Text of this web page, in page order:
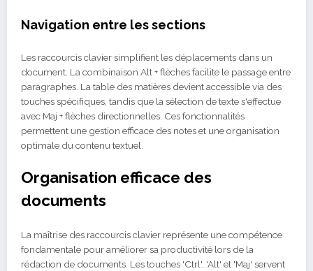
Navigation entre les sections
Les raccourcis clavier simplifient les déplacements dans un
document. La combinaison Alt + flèches facilite le passage entre
paragraphes. La table des matières devient accessible via des
touches spécifiques, tandis que la sélection de texte s'effectue
avec Maj + flèches directionnelles. Ces fonctionnalités
permettent une gestion efficace des notes et une organisation
optimale du contenu textuel.
Organisation efficace des
documents
La maîtrise des raccourcis clavier représente une compétence
fondamentale pour améliorer sa productivité lors de la
rédaction de documents. Les touches 'Ctrl', 'Alt' et 'Maj' servent